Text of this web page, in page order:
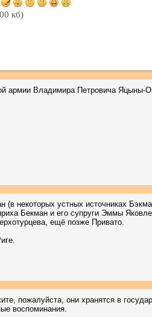
кб)
Чем ближе документ,
точная величина, чем возраст
армии Владимира Петровича Яцыны-
(в некоторых устных источниках
Бекман и его супруги Эммы
ещё позже Привато.
пожалуйста, они хранятся в
воспоминания.